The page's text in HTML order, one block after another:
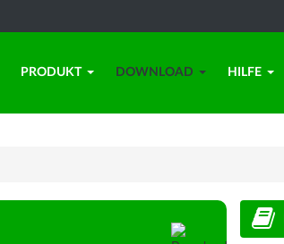
PRODUKT DOWNLOAD HILFE